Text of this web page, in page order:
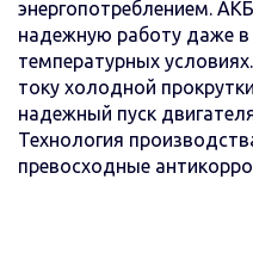
энергопотреблением.
надежную работу даже в
температурных
току холодной
надежный пуск
Технология
превосходные